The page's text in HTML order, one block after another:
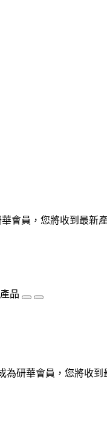
會員，您將收到最新
品
為研華會員，您將收